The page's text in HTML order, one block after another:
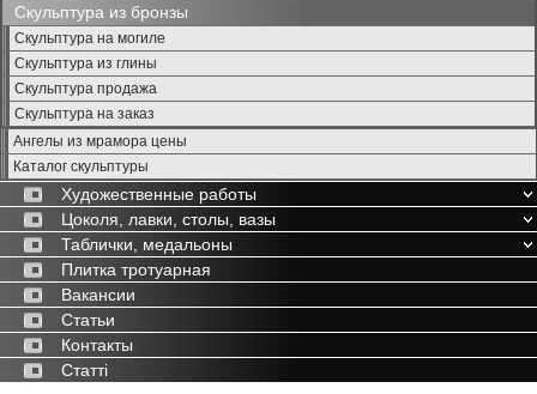
Скульптура из бронзы
Скульптура на могиле
Скульптура из глины
Скульптура продажа
Скульптура на заказ
Ангелы из мрамора цены
Каталог скульптуры
Художественные работы
Цоколя, лавки, столы, вазы
Таблички, медальоны
Плитка тротуарная
Вакансии
Статьи
Контакты
Статті